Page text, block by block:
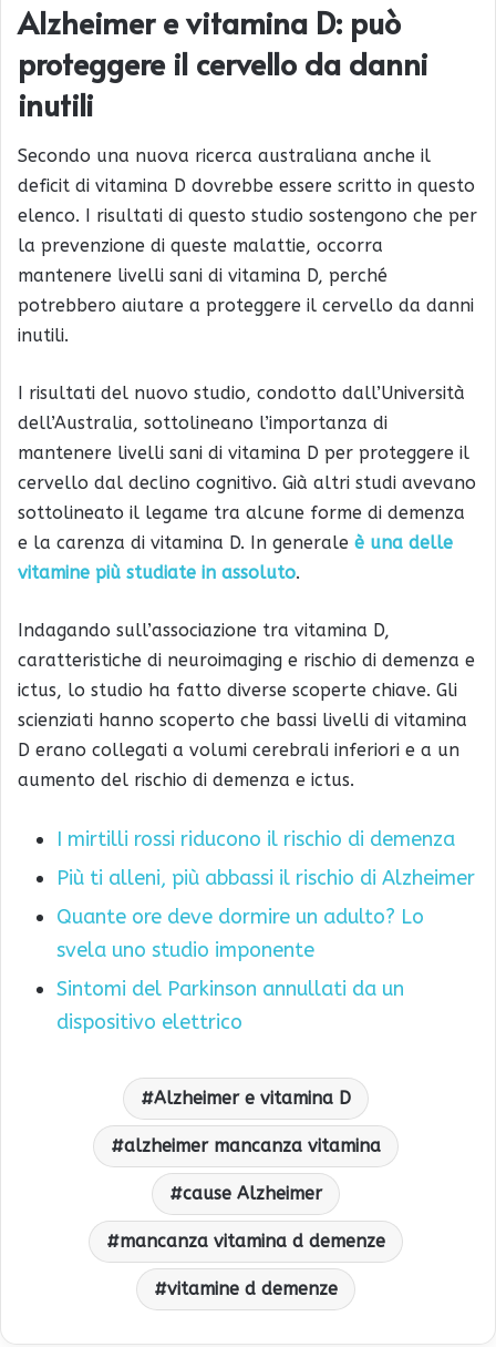
Alzheimer e vitamina D: può
proteggere il cervello da danni
inutili
Secondo una nuova ricerca australiana anche il
deficit di vitamina D dovrebbe essere scritto in questo
elenco. I risultati di questo studio sostengono che per
la prevenzione di queste malattie, occorra
mantenere livelli sani di vitamina D, perché
potrebbero aiutare a proteggere il cervello da danni
inutili.
I risultati del nuovo studio, condotto dall’Università
dell’Australia, sottolineano l’importanza di
mantenere livelli sani di vitamina D per proteggere il
cervello dal declino cognitivo. Già altri studi avevano
sottolineato il legame tra alcune forme di demenza
e la carenza di vitamina D. In generale è una delle
vitamine più studiate in assoluto.
Indagando sull’associazione tra vitamina D,
caratteristiche di neuroimaging e rischio di demenza e
ictus, lo studio ha fatto diverse scoperte chiave. Gli
scienziati hanno scoperto che bassi livelli di vitamina
D erano collegati a volumi cerebrali inferiori e a un
aumento del rischio di demenza e ictus.
I mirtilli rossi riducono il rischio di demenza
Più ti alleni, più abbassi il rischio di Alzheimer
Quante ore deve dormire un adulto? Lo
svela uno studio imponente
Sintomi del Parkinson annullati da un
dispositivo elettrico
Alzheimer e vitamina D
alzheimer mancanza vitamina
cause Alzheimer
mancanza vitamina d demenze
vitamine d demenze